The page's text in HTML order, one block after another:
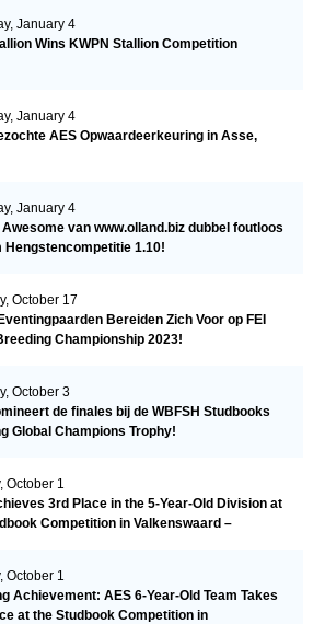
January 4
Wins KWPN Stallion Competition
January 4
AES Opwaardeerkeuring in Asse,
January 4
van www.olland.biz dubbel foutloos
Hengstencompetitie 1.10!
October 17
Bereiden Zich Voor op FEI
Championship 2023!
October 3
de finales bij de WBFSH Studbooks
Global Champions Trophy!
October 1
3rd Place in the 5-Year-Old Division at
Competition in Valkenswaard –
October 1
Achievement: AES 6-Year-Old Team Takes
at the Studbook Competition in